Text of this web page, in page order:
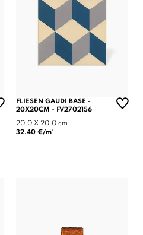
FLIESEN GAUDI BASE -
20X20CM - FV2702156
20.0 X 20.0 cm
32.40 €/m²